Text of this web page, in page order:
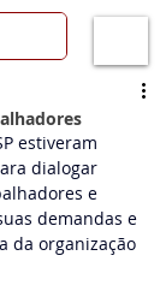
estiveram
dialogar
e
demandas e
da organização